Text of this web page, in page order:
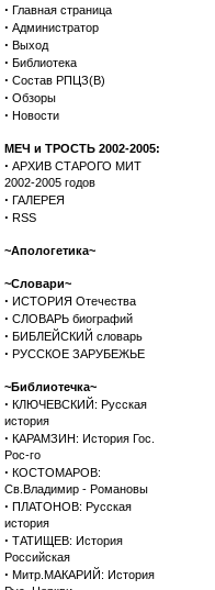
· Главная страница
· Администратор
· Выход
· Библиотека
· Состав РПЦЗ(В)
· Обзоры
· Новости
МЕЧ и ТРОСТЬ 2002-2005:
· АРХИВ СТАРОГО МИТ
2002-2005 годов
· ГАЛЕРЕЯ
· RSS
~Апологетика~
~Словари~
· ИСТОРИЯ Отечества
· СЛОВАРЬ биографий
· БИБЛЕЙСКИЙ словарь
· РУССКОЕ ЗАРУБЕЖЬЕ
~Библиотечка~
· КЛЮЧЕВСКИЙ: Русская
история
· КАРАМЗИН: История Гос.
Рос-го
· КОСТОМАРОВ:
Св.Владимир - Романовы
· ПЛАТОНОВ: Русская
история
· ТАТИЩЕВ: История
Российская
· Митр.МАКАРИЙ: История